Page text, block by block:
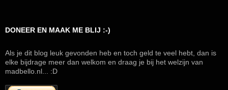
DONEER EN MAAK ME BLIJ :-)
Als je dit blog leuk gevonden heb en toch geld te veel hebt, dan is
elke bijdrage meer dan welkom en draag je bij het welzijn van
madbello.nl... :D